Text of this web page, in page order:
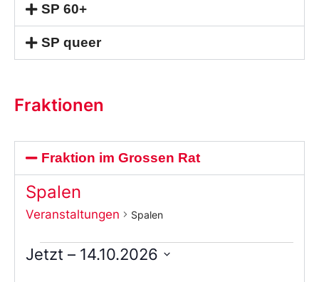
SP 60+
SP queer
Fraktionen
Fraktion im Grossen Rat
Spalen
Veranstaltungen Spalen
Jetzt – 14.10.2026